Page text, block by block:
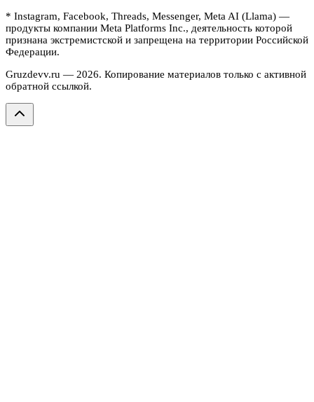
* Instagram, Facebook, Threads, Messenger, Meta AI (Llama) —
продукты компании Meta Platforms Inc., деятельность которой
признана экстремистской и запрещена на территории Российской
Федерации.
Gruzdevv.ru — 2026. Копирование материалов только с активной
обратной ссылкой.